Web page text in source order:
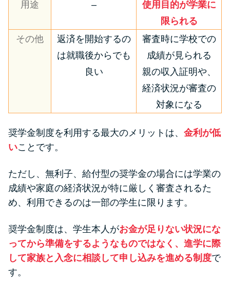
用途 –
使用目的が学業に
限られる
その他
返済を開始するの
は就職後からでも
良い
審査時に学校での
成績が見られる
親の収入証明や、
経済状況が審査の
対象になる
奨学金制度を利用する最大のメリットは、 金利が低
いことです。
ただし、無利子、給付型の奨学金の場合には学業の
成績や家庭の経済状況が特に厳しく審査されるた
め、利用できるのは一部の学生に限ります。
奨学金制度は、学生本人がお金が足りない状況にな
ってから準備をするようなものではなく、進学に際
して家族と入念に相談して申し込みを進める制度で
す。